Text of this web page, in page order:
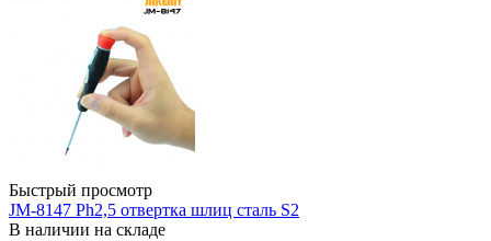
Быстрый просмотр
JM-8147 Ph2,5 отвертка шлиц сталь S2
В наличии на складе